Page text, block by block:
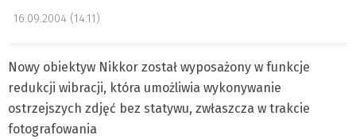
16.09.2004 (14:11)
Nowy obiektyw Nikkor został wyposażony w funkcje
redukcji wibracji, która umożliwia wykonywanie
ostrzejszych zdjęć bez statywu, zwłaszcza w trakcie
fotografowania